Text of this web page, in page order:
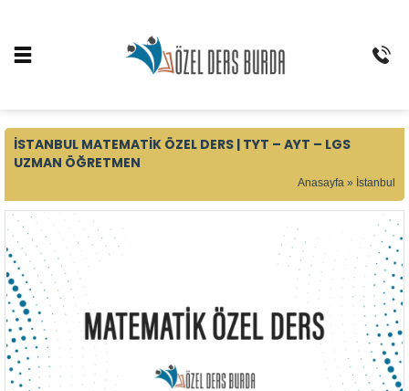
İSTANBUL MATEMATIK ÖZEL DERS | TYT – AYT – LGS
UZMAN ÖĞRETMEN
Anasayfa » İstanbul